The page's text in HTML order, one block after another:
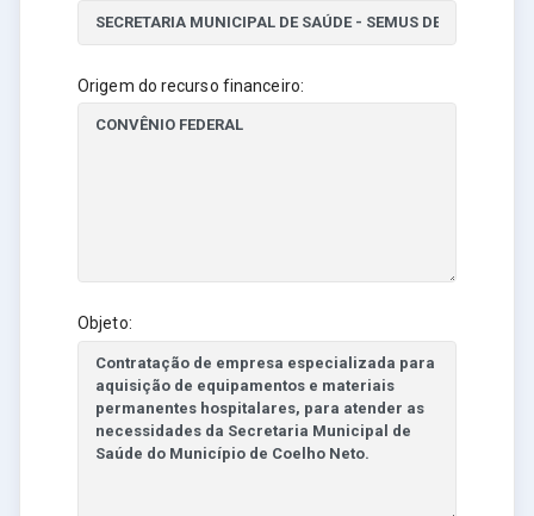
Origem do recurso financeiro:
Objeto: